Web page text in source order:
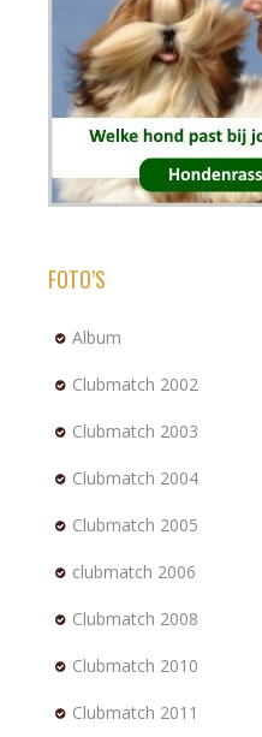
FOTO’S
Album
Clubmatch 2002
Clubmatch 2003
Clubmatch 2004
Clubmatch 2005
clubmatch 2006
Clubmatch 2008
Clubmatch 2010
Clubmatch 2011